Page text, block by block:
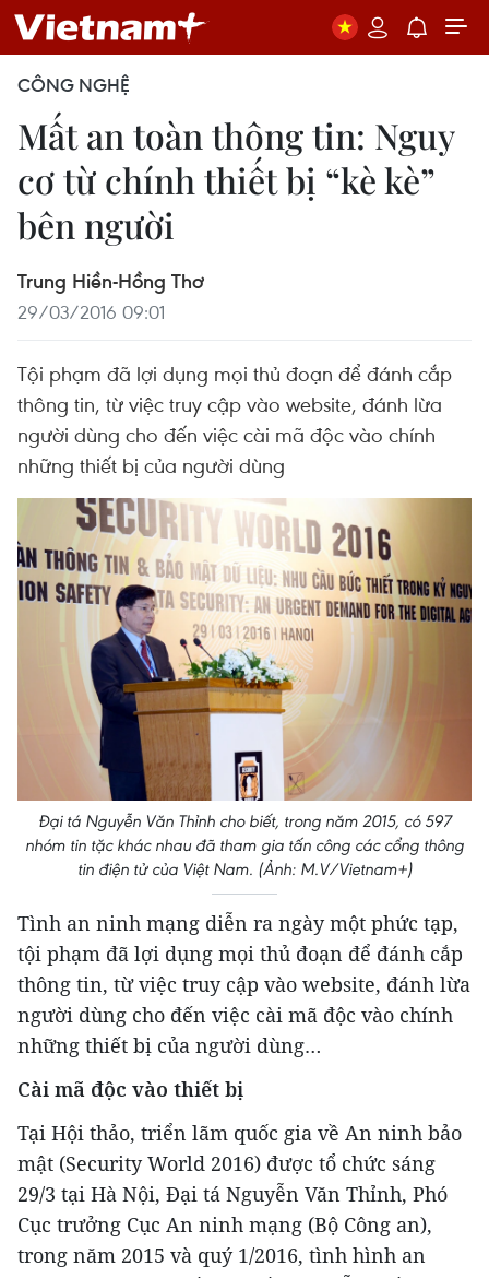
CÔNG NGHỆ
Mất an toàn thông tin: Nguy
cơ từ chính thiết bị “kè kè”
bên người
Trung Hiền-Hồng Thơ
29/03/2016 09:01
Tội phạm đã lợi dụng mọi thủ đoạn để đánh cắp
thông tin, từ việc truy cập vào website, đánh lừa
người dùng cho đến việc cài mã độc vào chính
những thiết bị của người dùng
Đại tá Nguyễn Văn Thỉnh cho biết, trong năm 2015, có 597
nhóm tin tặc khác nhau đã tham gia tấn công các cổng thông
tin điện tử của Việt Nam. (Ảnh: M.V/Vietnam+)
Tình an ninh mạng diễn ra ngày một phức tạp,
tội phạm đã lợi dụng mọi thủ đoạn để đánh cắp
thông tin, từ việc truy cập vào website, đánh lừa
người dùng cho đến việc cài mã độc vào chính
những thiết bị của người dùng…
Cài mã độc vào thiết bị
Tại Hội thảo, triển lãm quốc gia về An ninh bảo
mật (Security World 2016) được tổ chức sáng
29/3 tại Hà Nội, Đại tá Nguyễn Văn Thỉnh, Phó
Cục trưởng Cục An ninh mạng (Bộ Công an),
trong năm 2015 và quý 1/2016, tình hình an